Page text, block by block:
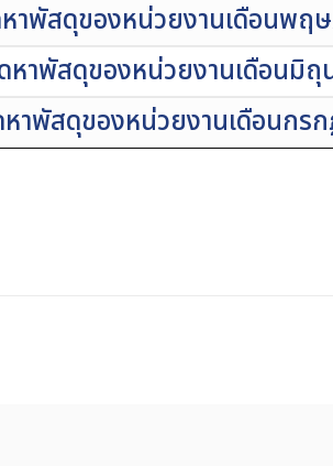
าพัสดุของหน่วยงานเดือนพฤ
หาพัสดุของหน่วยงานเดือนมิ
าพัสดุของหน่วยงานเดือนกร